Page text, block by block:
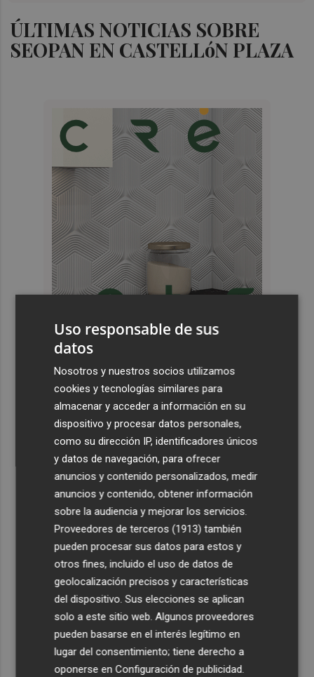
ÚLTIMAS NOTICIAS SOBRE
SEOPAN EN CASTELLóN PLAZA
Últimas Noticias
Mariano García, López Nicolás y Bermúdez disputarán
el Europeo en Birmingham el viernes y el sábado
El BOE publica la orden con los controles fronterizos a
los viajeros procedentes de Italia
Lunes de lluvias y tormentas: alerta por posible granizo
con vientos muy fuertes en Altiplano, Noroeste,
Guadalentín y Vega del Segura
Varias personas heridas por una carcasa en el Castell de
l'Olla de Altea
El Elche CF firma una pretemporada de menos a más
pese a la ausencia de refuerzos
Uso responsable de sus
datos
Nosotros y nuestros socios utilizamos
cookies y tecnologías similares para
almacenar y acceder a información en su
dispositivo y procesar datos personales,
como su dirección IP, identificadores únicos
y datos de navegación, para ofrecer
anuncios y contenido personalizados, medir
anuncios y contenido, obtener información
sobre la audiencia y mejorar los servicios.
Proveedores de terceros (1913) también
pueden procesar sus datos para estos y
otros fines, incluido el uso de datos de
geolocalización precisos y características
del dispositivo. Sus elecciones se aplican
solo a este sitio web. Algunos proveedores
pueden basarse en el interés legítimo en
lugar del consentimiento; tiene derecho a
oponerse enConfiguración de publicidad